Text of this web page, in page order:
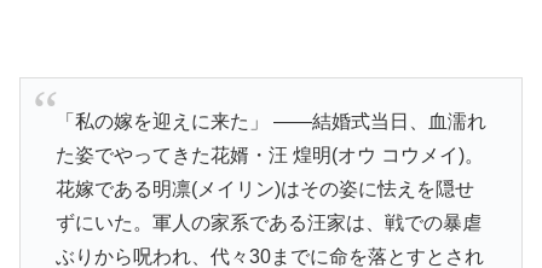
「私の嫁を迎えに来た」 ――結婚式当日、血濡れ
た姿でやってきた花婿・汪 煌明(オウ コウメイ)。
花嫁である明凛(メイリン)はその姿に怯えを隠せ
ずにいた。軍人の家系である汪家は、戦での暴虐
ぶりから呪われ、代々30までに命を落とすとされ